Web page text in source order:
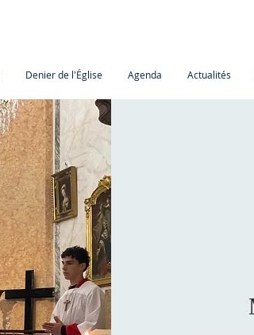
Denier de l'Église Agenda Actualités